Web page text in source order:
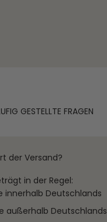
GESTELLTE FRAGEN
der Versand?
in der Regel:
innerhalb Deutschlands
außerhalb Deutschlands